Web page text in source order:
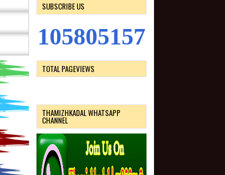
SUBSCRIBE US
105805157
TOTAL PAGEVIEWS
THAMIZHKADAL WHATSAPP
CHANNEL